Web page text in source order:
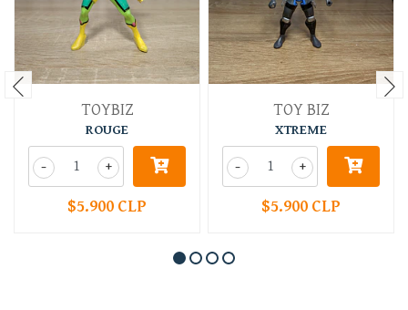
TOYBIZ
ROUGE
+
-
$5.900 CLP
TOY BIZ
XTREME
+
-
$5.900 CLP